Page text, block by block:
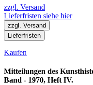
zzgl. Versand
Lieferfristen siehe hier
zzgl. Versand
Lieferfristen
Kaufen
Mitteilungen des
Band - 1970, Heft IV.